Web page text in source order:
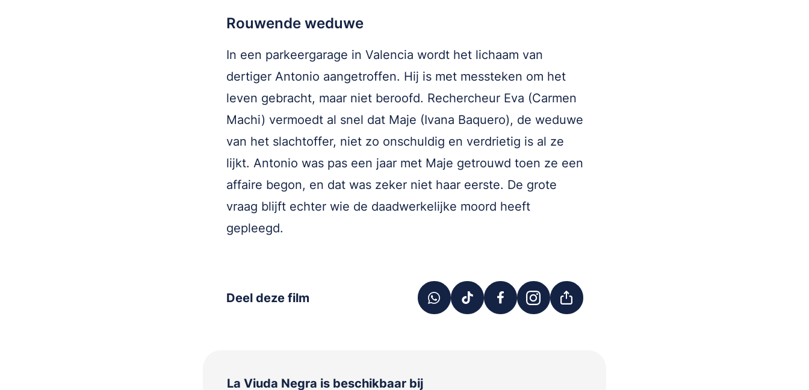
Rouwende weduwe
In een parkeergarage in Valencia wordt het lichaam van
dertiger Antonio aangetroffen. Hij is met messteken om het
leven gebracht, maar niet beroofd. Rechercheur Eva (Carmen
Machi) vermoedt al snel dat Maje (Ivana Baquero), de weduwe
van het slachtoffer, niet zo onschuldig en verdrietig is al ze
lijkt. Antonio was pas een jaar met Maje getrouwd toen ze een
affaire begon, en dat was zeker niet haar eerste. De grote
vraag blijft echter wie de daadwerkelijke moord heeft
gepleegd.
Deel deze film
La Viuda Negra is beschikbaar bij